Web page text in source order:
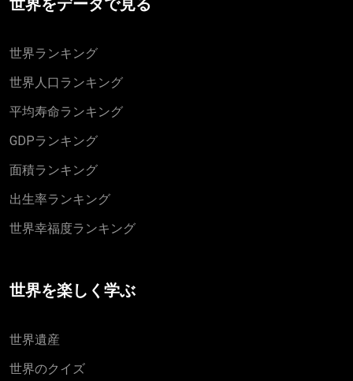
世界をデータで見る
世界ランキング
世界人口ランキング
平均寿命ランキング
GDPランキング
面積ランキング
出生率ランキング
世界幸福度ランキング
世界を楽しく学ぶ
世界遺産
世界のクイズ